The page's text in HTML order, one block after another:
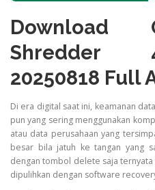
Download
Shredder
20250818 Full
Di era digital saat ini, keamanan
pun yang sering menggunakan
atau data perusahaan yang
besar bila jatuh ke tangan yang
dengan tombol delete saja
dipulihkan dengan software